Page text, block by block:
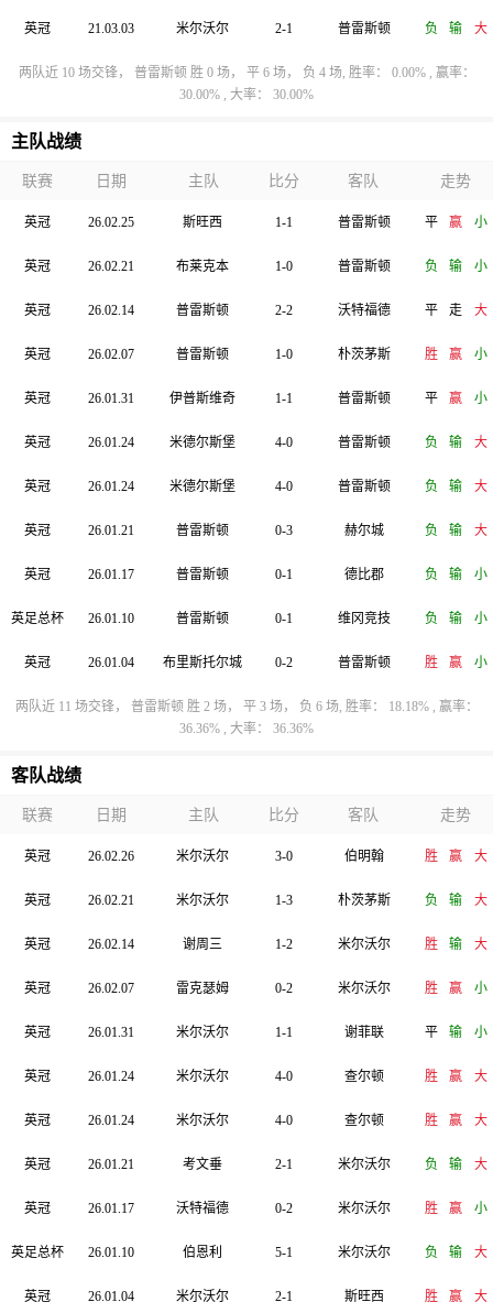
英冠 21.03.03 米尔沃尔 2-1 普雷斯顿 负 输 大
两队近 10 场交锋， 普雷斯顿 胜 0 场， 平 6 场， 负 4 场, 胜率： 0.00% , 赢率：
30.00% , 大率： 30.00%
主队战绩
联赛 日期 主队 比分 客队 走势
英冠 26.02.25 斯旺西 1-1 普雷斯顿 平 赢 小
英冠 26.02.21 布莱克本 1-0 普雷斯顿 负 输 小
英冠 26.02.14 普雷斯顿 2-2 沃特福德 平 走 大
英冠 26.02.07 普雷斯顿 1-0 朴茨茅斯 胜 赢 小
英冠 26.01.31 伊普斯维奇 1-1 普雷斯顿 平 赢 小
英冠 26.01.24 米德尔斯堡 4-0 普雷斯顿 负 输 大
英冠 26.01.24 米德尔斯堡 4-0 普雷斯顿 负 输 大
英冠 26.01.21 普雷斯顿 0-3 赫尔城 负 输 大
英冠 26.01.17 普雷斯顿 0-1 德比郡 负 输 小
英足总杯 26.01.10 普雷斯顿 0-1 维冈竞技 负 输 小
英冠 26.01.04 布里斯托尔城 0-2 普雷斯顿 胜 赢 小
两队近 11 场交锋， 普雷斯顿 胜 2 场， 平 3 场， 负 6 场, 胜率： 18.18% , 赢率：
36.36% , 大率： 36.36%
客队战绩
联赛 日期 主队 比分 客队 走势
英冠 26.02.26 米尔沃尔 3-0 伯明翰 胜 赢 大
英冠 26.02.21 米尔沃尔 1-3 朴茨茅斯 负 输 大
英冠 26.02.14 谢周三 1-2 米尔沃尔 胜 输 大
英冠 26.02.07 雷克瑟姆 0-2 米尔沃尔 胜 赢 小
英冠 26.01.31 米尔沃尔 1-1 谢菲联 平 输 小
英冠 26.01.24 米尔沃尔 4-0 查尔顿 胜 赢 大
英冠 26.01.24 米尔沃尔 4-0 查尔顿 胜 赢 大
英冠 26.01.21 考文垂 2-1 米尔沃尔 负 输 大
英冠 26.01.17 沃特福德 0-2 米尔沃尔 胜 赢 小
英足总杯 26.01.10 伯恩利 5-1 米尔沃尔 负 输 大
英冠 26.01.04 米尔沃尔 2-1 斯旺西 胜 赢 大